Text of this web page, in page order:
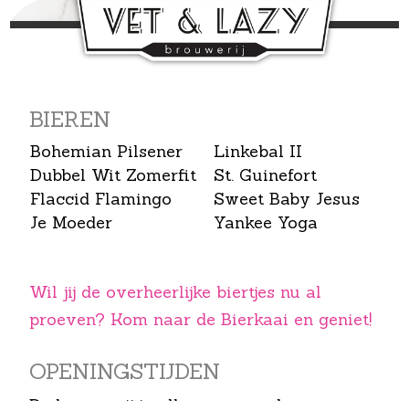
BIEREN
Bohemian Pilsener
Dubbel Wit Zomerfit
Flaccid Flamingo
Je Moeder
Linkebal II
St. Guinefort
Sweet Baby Jesus
Yankee Yoga
Wil jij de overheerlijke biertjes nu al
proeven? Kom naar de Bierkaai en geniet!
OPENINGS­TIJDEN